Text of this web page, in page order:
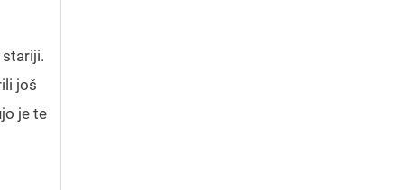
stariji.
još
je te